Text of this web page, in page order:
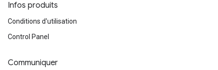
Infos produits
Conditions d'utilisation
Control Panel
Communiquer